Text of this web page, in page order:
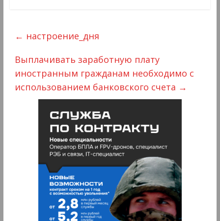
← настроение_дня
Выплачивать заработную плату
иностранным гражданам необходимо с
использованием банковского счета →